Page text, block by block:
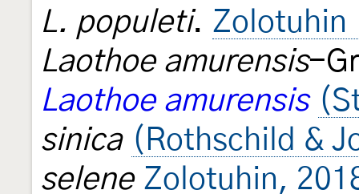
L. populeti. Zolotuhin
Laothoe amurensis-
Laothoe amurensis
sinica (Rothschild &
selene Zolotuhin,